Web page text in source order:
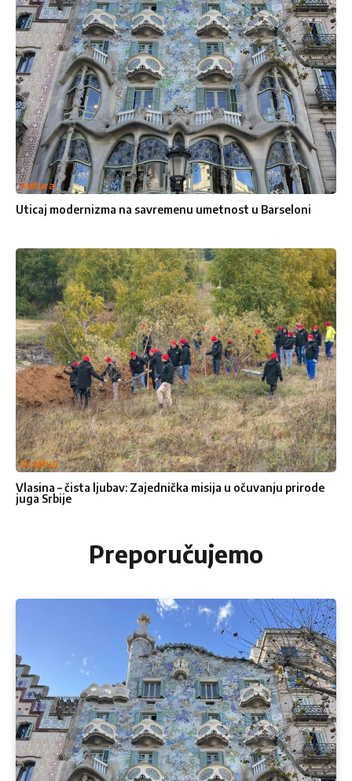
1
Star
2
Stars
3
Stars
4
Stars
5
Stars
Pošalji poruku
Kultura
Uticaj modernizma na savremenu umetnost u Barseloni
Društvo
Vlasina – čista ljubav: Zajednička misija u očuvanju prirode
juga Srbije
Preporučujemo